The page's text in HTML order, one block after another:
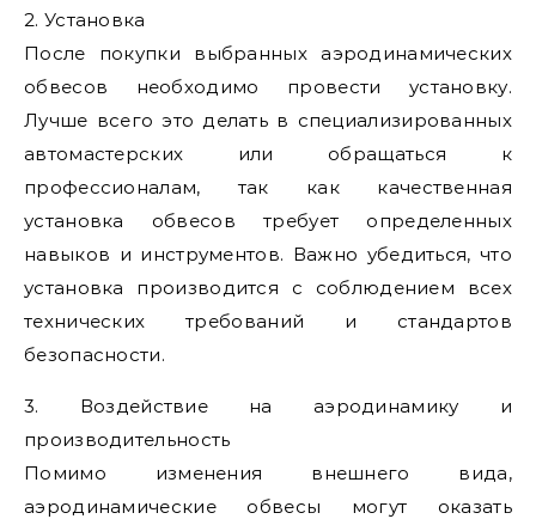
2. Установка
После покупки выбранных аэродинамических
обвесов необходимо провести установку.
Лучше всего это делать в специализированных
автомастерских или обращаться к
профессионалам, так как качественная
установка обвесов требует определенных
навыков и инструментов. Важно убедиться, что
установка производится с соблюдением всех
технических требований и стандартов
безопасности.
3. Воздействие на аэродинамику и
производительность
Помимо изменения внешнего вида,
аэродинамические обвесы могут оказать